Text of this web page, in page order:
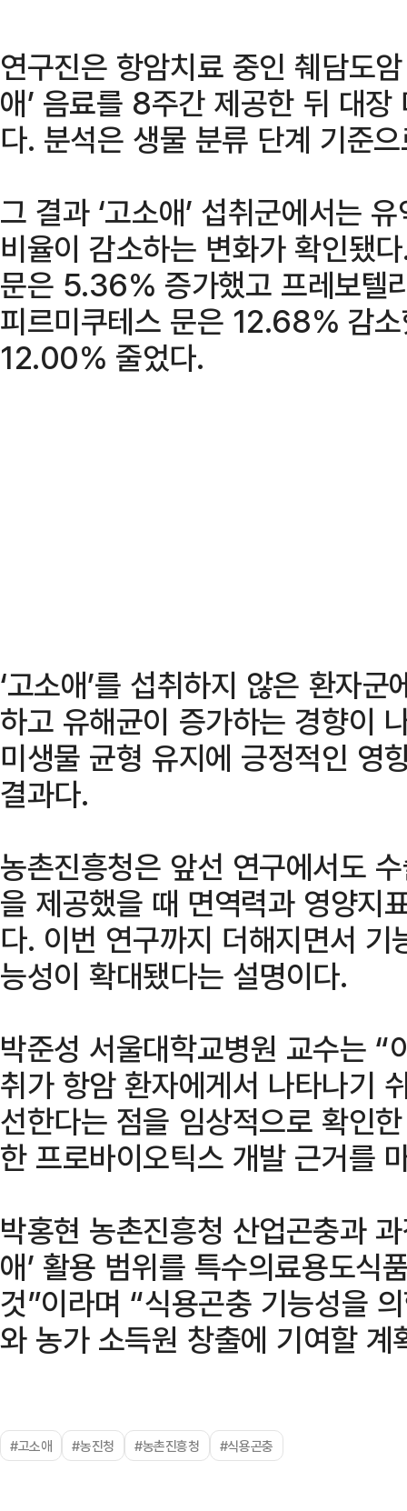
연구진은 항암치료 중인 췌담도
애’ 음료를 8주간 제공한 뒤 대
다. 분석은 생물 분류 단계 기준
그 결과 ‘고소애’ 섭취군에서는
비율이 감소하는 변화가 확인됐
문은 5.36% 증가했고 프레보
피르미쿠테스 문은 12.68% 감
12.00% 줄었다.
‘고소애’를 섭취하지 않은 환자
하고 유해균이 증가하는 경향이
미생물 균형 유지에 긍정적인 영
결과다.
농촌진흥청은 앞선 연구에서도
을 제공했을 때 면역력과 영양지
다. 이번 연구까지 더해지면서
능성이 확대됐다는 설명이다.
박준성 서울대학교병원 교수는 “
취가 항암 환자에게서 나타나기
선한다는 점을 임상적으로 확인
한 프로바이오틱스 개발 근거를
박홍현 농촌진흥청 산업곤충과
애’ 활용 범위를 특수의료용도식
것”이라며 “식용곤충 기능성을
와 농가 소득원 창출에 기여할 계
#고소애 #농진청 #농촌진흥청 #식용곤충